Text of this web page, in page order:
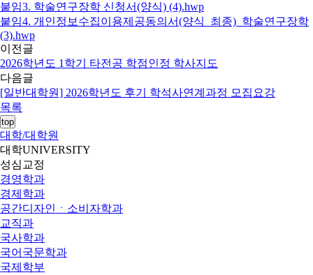
붙임3. 학술연구장학 신청서(양식) (4).hwp
붙임4. 개인정보수집이용제공동의서(양식_최종)_학술연구장학
(3).hwp
이전글
2026학년도 1학기 타전공 학점인정 학사지도
다음글
[일반대학원] 2026학년도 후기 학석사연계과정 모집요강
목록
top
대학/대학원
대학UNIVERSITY
성심교정
경영학과
경제학과
공간디자인ㆍ소비자학과
교직과
국사학과
국어국문학과
국제학부